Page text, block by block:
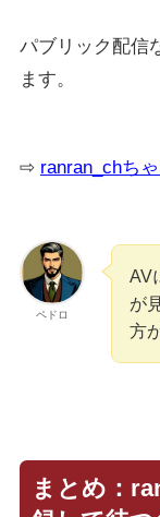
パブリック配信
ます。
⇨ ranran_chち
ペドロ
AV
が
方
まとめ：